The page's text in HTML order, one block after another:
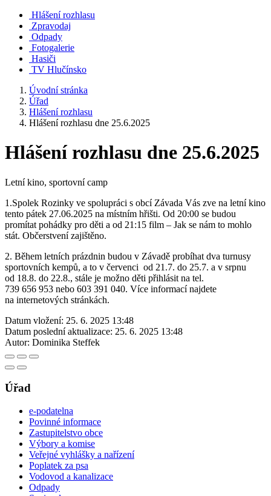
Hlášení rozhlasu
Zpravodaj
Odpady
Fotogalerie
Hasiči
TV Hlučínsko
Úvodní stránka
Úřad
Hlášení rozhlasu
Hlášení rozhlasu dne 25.6.2025
Hlášení rozhlasu dne 25.6.2025
Letní kino, sportovní camp
1.Spolek Rozinky ve spolupráci s obcí Závada Vás zve na letní kino
tento pátek 27.06.2025 na místním hřišti. Od 20:00 se budou
promítat pohádky pro děti a od 21:15 film – Jak se nám to mohlo
stát. Občerstvení zajištěno.
2. Během letních prázdnin budou v Závadě probíhat dva turnusy
sportovních kempů, a to v červenci od 21.7. do 25.7. a v srpnu
od 18.8. do 22.8., stále je možno děti přihlásit na tel.
739 656 953 nebo 603 391 040. Více informací najdete
na internetových stránkách.
Datum vložení: 25. 6. 2025 13:48
Datum poslední aktualizace: 25. 6. 2025 13:48
Autor: Dominika Steffek
Úřad
e-podatelna
Povinné informace
Zastupitelstvo obce
Výbory a komise
Veřejné vyhlášky a nařízení
Poplatek za psa
Vodovod a kanalizace
Odpady